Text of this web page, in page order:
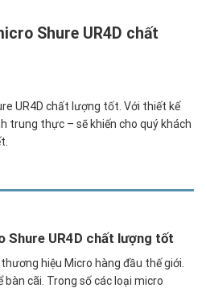
Shure UR4D chất
UR4D chất lượng tốt. Với thiết kế
trung thực – sẽ khiến cho quý khách
Shure UR4D chất lượng tốt
hiệu Micro hàng đầu thế giới.
cãi. Trong số các loại micro